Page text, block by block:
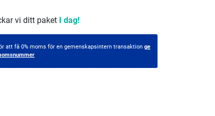
vi ditt paket I dag!
att få 0% moms för en gemenskapsintern transaktion ge